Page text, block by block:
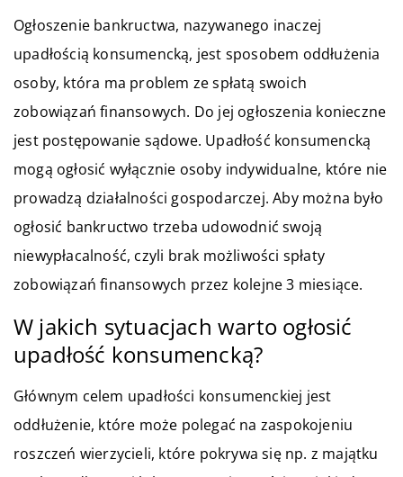
Ogłoszenie bankructwa, nazywanego inaczej
upadłością konsumencką, jest sposobem oddłużenia
osoby, która ma problem ze spłatą swoich
zobowiązań finansowych. Do jej ogłoszenia konieczne
jest postępowanie sądowe. Upadłość konsumencką
mogą ogłosić wyłącznie osoby indywidualne, które nie
prowadzą działalności gospodarczej. Aby można było
ogłosić bankructwo trzeba udowodnić swoją
niewypłacalność, czyli brak możliwości spłaty
zobowiązań finansowych przez kolejne 3 miesiące.
W jakich sytuacjach warto ogłosić
upadłość konsumencką?
Głównym celem upadłości konsumenckiej jest
oddłużenie, które może polegać na zaspokojeniu
roszczeń wierzycieli, które pokrywa się np. z majątku